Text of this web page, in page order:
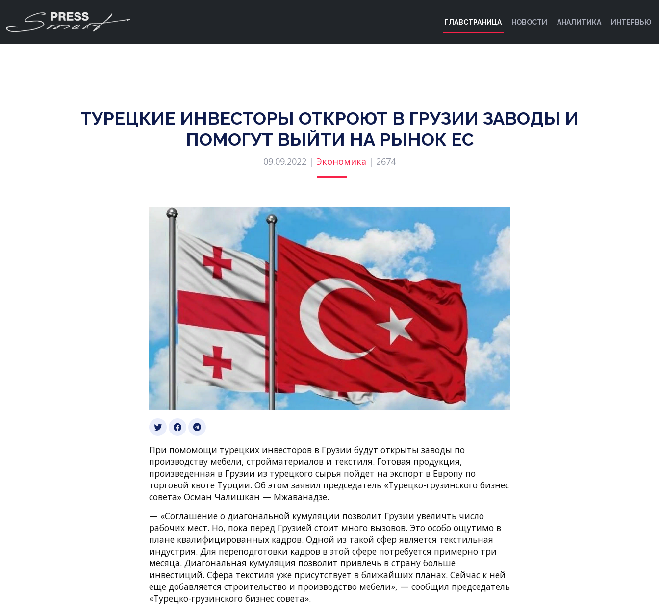
ГЛАВСТРАНИЦА НОВОСТИ АНАЛИТИКА ИНТЕРВЬЮ
ТУРЕЦКИЕ ИНВЕСТОРЫ ОТКРОЮТ В ГРУЗИИ ЗАВОДЫ И
ПОМОГУТ ВЫЙТИ НА РЫНОК ЕС
09.09.2022 | Экономика | 2674
При помомощи турецких инвесторов в Грузии будут открыты заводы по
производству мебели, стройматериалов и текстиля. Готовая продукция,
произведенная в Грузии из турецкого сырья пойдет на экспорт в Европу по
торговой квоте Турции. Об этом заявил председатель «Турецко-грузинского бизнес
совета» Осман Чалишкан — Мжаванадзе.
— «Соглашение о диагональной кумуляции позволит Грузии увеличть число
рабочих мест. Но, пока перед Грузией стоит много вызовов. Это особо ощутимо в
плане квалифицированных кадров. Одной из такой сфер является текстильная
индустрия. Для переподготовки кадров в этой сфере потребуется примерно три
месяца. Диагональная кумуляция позволит привлечь в страну больше
инвестиций. Сфера текстиля уже присутствует в ближайших планах. Сейчас к ней
еще добавляется строительство и производство мебели», — сообщил председатель
«Турецко-грузинского бизнес совета».